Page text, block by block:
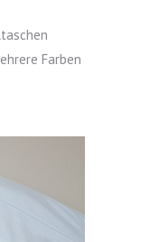
Farben